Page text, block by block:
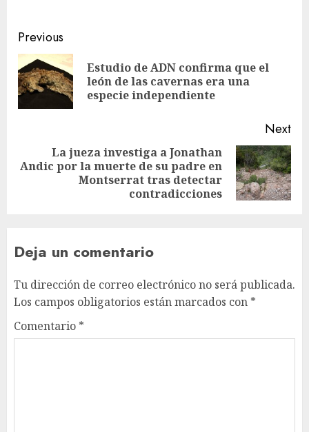
Previous
Estudio de ADN confirma que el
león de las cavernas era una
especie independiente
Next
La jueza investiga a Jonathan
Andic por la muerte de su padre en
Montserrat tras detectar
contradicciones
Deja un comentario
Tu dirección de correo electrónico no será publicada.
Los campos obligatorios están marcados con *
Comentario *